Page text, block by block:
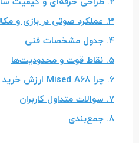
3. عملکرد صوتی در بازی و مکالمه
4. جدول مشخصات فنی
5. نقاط قوت و محدودیت‌ها
6. چرا Mised A68 ارزش خرید دارد؟
7. سوالات متداول کاربران
8. جمع‌بندی